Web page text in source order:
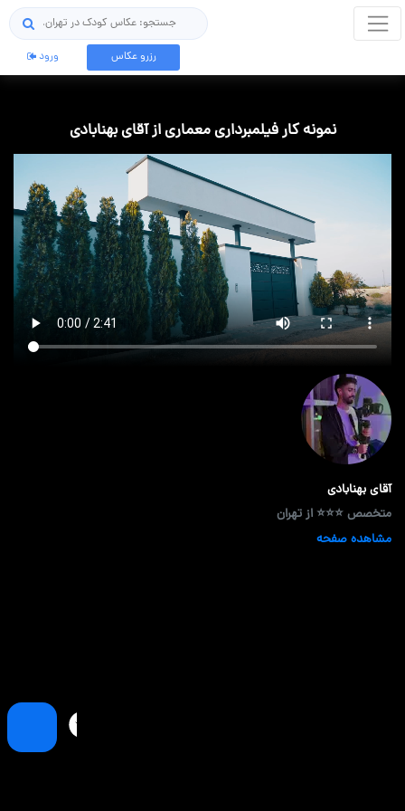
جستجو
رزرو عکاس ورود
نمونه کار فیلمبرداری معماری از آقای بهنابادی
آقای بهنابادی
متخصص ⭐⭐⭐ از تهران
مشاهده صفحه